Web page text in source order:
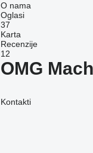
O nama
Oglasi
37
Karta
Recenzije
12
OMG
Kontakti